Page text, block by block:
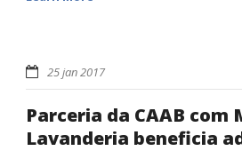
25 jan 2017
Parceria da CAAB com
Lavanderia beneficia